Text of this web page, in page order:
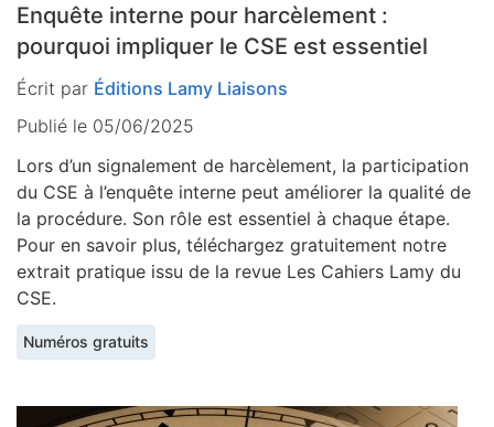
Enquête interne pour harcèlement :
pourquoi impliquer le CSE est essentiel
Écrit par Éditions Lamy Liaisons
Publié le 05/06/2025
Lors d’un signalement de harcèlement, la participation
du CSE à l’enquête interne peut améliorer la qualité de
la procédure. Son rôle est essentiel à chaque étape.
Pour en savoir plus, téléchargez gratuitement notre
extrait pratique issu de la revue Les Cahiers Lamy du
CSE.
Numéros gratuits